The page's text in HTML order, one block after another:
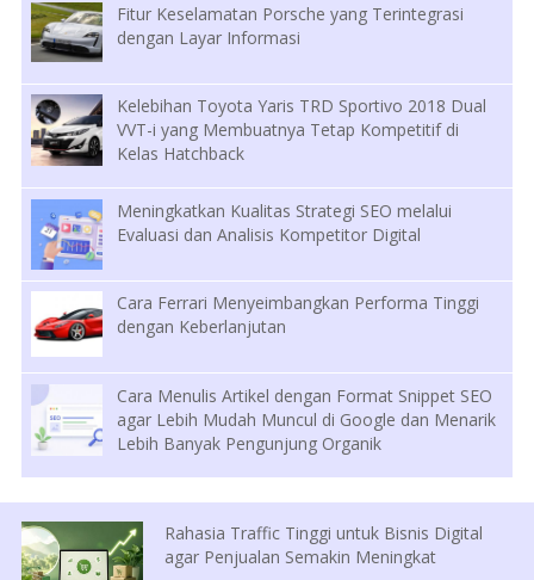
Fitur Keselamatan Porsche yang Terintegrasi
dengan Layar Informasi
Kelebihan Toyota Yaris TRD Sportivo 2018 Dual
VVT-i yang Membuatnya Tetap Kompetitif di
Kelas Hatchback
Meningkatkan Kualitas Strategi SEO melalui
Evaluasi dan Analisis Kompetitor Digital
Cara Ferrari Menyeimbangkan Performa Tinggi
dengan Keberlanjutan
Cara Menulis Artikel dengan Format Snippet SEO
agar Lebih Mudah Muncul di Google dan Menarik
Lebih Banyak Pengunjung Organik
Rahasia Traffic Tinggi untuk Bisnis Digital
agar Penjualan Semakin Meningkat